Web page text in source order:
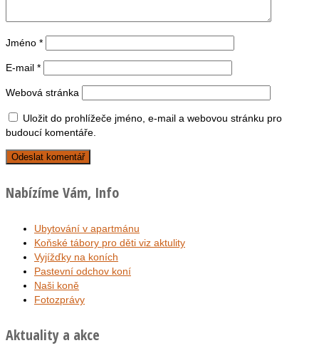
Jméno *
E-mail *
Webová stránka
Uložit do prohlížeče jméno, e-mail a webovou stránku pro
budoucí komentáře.
Nabízíme Vám, Info
Ubytování v apartmánu
Koňské tábory pro děti viz aktulity
Vyjížďky na koních
Pastevní odchov koní
Naši koně
Fotozprávy
Aktuality a akce